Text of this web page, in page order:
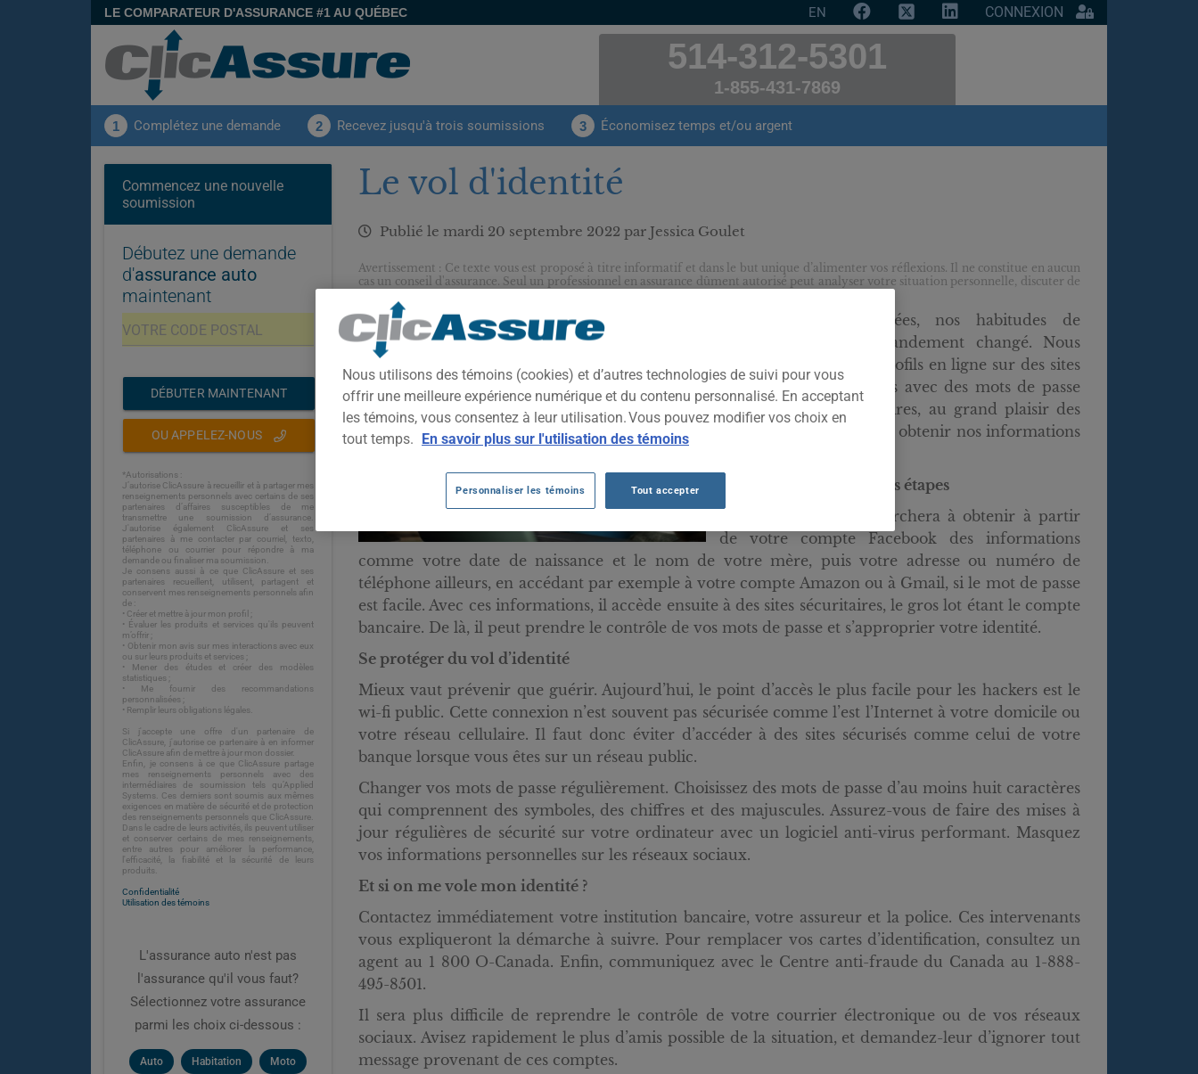
LE COMPARATEUR D'ASSURANCE #1 AU QUÉBEC EN CONNEXION
514-312-5301
1-855-431-7869
1 Complétez une demande 2 Recevez jusqu'à trois soumissions 3 Économisez temps et/ou argent
Le vol d'identité
Publié le mardi 20 septembre 2022 par Jessica Goulet
Avertissement : Ce texte vous est proposé à titre informatif et dans le but unique d’alimenter vos réflexions. Il ne constitue en aucun
cas un conseil d'assurance. Seul un professionnel en assurance dûment autorisé peut analyser votre situation personnelle, discuter de
Depuis quelques années, nos habitudes de
consommation ont grandement changé. Nous
créons de nombreux profils en ligne sur des sites
plus ou moins sécurisés avec des mots de passe
plus ou moins sécuritaires, au grand plaisir des
hackers qui cherchent à obtenir nos informations
Le vol d’identité en trois étapes
Ainsi, un fraudeur cherchera à obtenir à partir
de votre compte Facebook des informations
comme votre date de naissance et le nom de votre mère, puis votre adresse ou numéro de
téléphone ailleurs, en accédant par exemple à votre compte Amazon ou à Gmail, si le mot de passe
est facile. Avec ces informations, il accède ensuite à des sites sécuritaires, le gros lot étant le compte
bancaire. De là, il peut prendre le contrôle de vos mots de passe et s’approprier votre identité.
Se protéger du vol d’identité
Mieux vaut prévenir que guérir. Aujourd’hui, le point d’accès le plus facile pour les hackers est le
wi-fi public. Cette connexion n’est souvent pas sécurisée comme l’est l’Internet à votre domicile ou
votre réseau cellulaire. Il faut donc éviter d’accéder à des sites sécurisés comme celui de votre
banque lorsque vous êtes sur un réseau public.
Changer vos mots de passe régulièrement. Choisissez des mots de passe d’au moins huit caractères
qui comprennent des symboles, des chiffres et des majuscules. Assurez-vous de faire des mises à
jour régulières de sécurité sur votre ordinateur avec un logiciel anti-virus performant. Masquez
vos informations personnelles sur les réseaux sociaux.
Et si on me vole mon identité ?
Contactez immédiatement votre institution bancaire, votre assureur et la police. Ces intervenants
vous expliqueront la démarche à suivre. Pour remplacer vos cartes d’identification, consultez un
agent au 1 800 O-Canada. Enfin, communiquez avec le Centre anti-fraude du Canada au 1-888-
495-8501.
Il sera plus difficile de reprendre le contrôle de votre courrier électronique ou de vos réseaux
sociaux. Avisez rapidement le plus d’amis possible de la situation, et demandez-leur d’ignorer tout
message provenant de ces comptes.
Commencez une nouvelle
soumission
Débutez une demande
d'assurance auto
maintenant
DÉBUTER MAINTENANT
OU APPELEZ-NOUS
*Autorisations :
J’autorise ClicAssure à recueillir et à partager mes
renseignements personnels avec certains de ses
partenaires d’affaires susceptibles de me
transmettre une soumission d’assurance.
J'autorise également ClicAssure et ses
partenaires à me contacter par courriel, texto,
téléphone ou courrier pour répondre à ma
demande ou finaliser ma soumission.
Je consens aussi à ce que ClicAssure et ses
partenaires recueillent, utilisent, partagent et
conservent mes renseignements personnels afin
de :
• Créer et mettre à jour mon profil ;
• Évaluer les produits et services qu'ils peuvent
m’offrir ;
• Obtenir mon avis sur mes interactions avec eux
ou sur leurs produits et services ;
• Mener des études et créer des modèles
statistiques ;
• Me fournir des recommandations
personnalisées ;
• Remplir leurs obligations légales.
Si j'accepte une offre d'un partenaire de
ClicAssure, j'autorise ce partenaire à en informer
ClicAssure afin de mettre à jour mon dossier.
Enfin, je consens à ce que ClicAssure partage
mes renseignements personnels avec des
intermédiaires de soumission tels qu’Applied
Systems. Ces derniers sont soumis aux mêmes
exigences en matière de sécurité et de protection
des renseignements personnels que ClicAssure.
Dans le cadre de leurs activités, ils peuvent utiliser
et conserver certains de mes renseignements,
entre autres pour améliorer la performance,
l'efficacité, la fiabilité et la sécurité de leurs
produits.
Confidentialité
Utilisation des témoins
L'assurance auto n'est pas
l'assurance qu'il vous faut?
Sélectionnez votre assurance
parmi les choix ci-dessous :
Auto Habitation Moto
Nous utilisons des témoins (cookies) et d’autres technologies de suivi pour vous
offrir une meilleure expérience numérique et du contenu personnalisé. En acceptant
les témoins, vous consentez à leur utilisation. Vous pouvez modifier vos choix en
tout temps. En savoir plus sur l'utilisation des témoins
Personnaliser les témoins Tout accepter